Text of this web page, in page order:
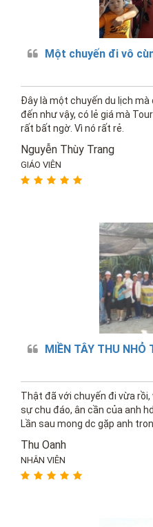
Một chuyến đi vô
Đây là một chuyến du lịch
đến như vậy, có lẻ giá mà
rất bất ngờ. Vì nó rất rẻ.
Nguyễn Thùy Trang
GIÁO VIÊN
MIỀN TÂY THU NHỎ
Thật đã với chuyến đi vừa
sự chu đáo, ân cần của anh
Lần sau mong dc gặp anh
Thu Oanh
NHÂN VIÊN